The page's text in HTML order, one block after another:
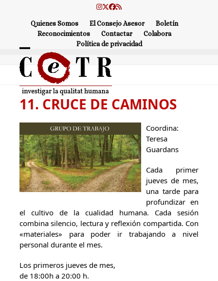
Instagram
Twitter
Facebook
RSS
Quienes Somos El Consejo Asesor
Boletín
Reconocimientos
Contactar
Colabora
Política de privacidad
Open
mobile
menu
Close
mobile
menu
11. CRUCE DE CAMINOS
Coordina:
Teresa
Guardans
Cada primer
jueves de mes,
una tarde para
profundizar en
el cultivo de la cualidad humana. Cada sesión
combina silencio, lectura y reflexión compartida. Con
«materiales» para poder ir trabajando a nivel
personal durante el mes.
Los primeros jueves de mes,
de 18:00h a 20:00 h.